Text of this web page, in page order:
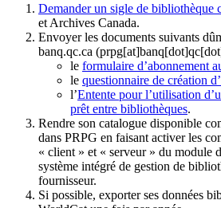
Demander un sigle de bibliothèque
et Archives Canada.
Envoyer les documents suivants
banq.qc.ca
le formulaire d’abonnement
le questionnaire de création
l’Entente pour l’utilisation
prêt entre bibliothèques.
Rendre son catalogue disponible
dans PRPG en faisant activer les
« client » et « serveur » du module
système intégré de gestion de
fournisseur.
Si possible, exporter ses données